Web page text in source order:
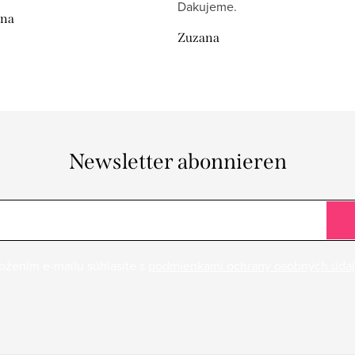
Dakujeme.
Zuzana
Newsletter abonnieren